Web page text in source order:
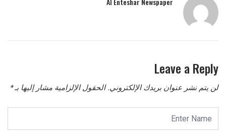
Leave a Reply
لن يتم نشر عنوان بريدك الإلكتروني. الحقول الإلزامية مشار إليها بـ*